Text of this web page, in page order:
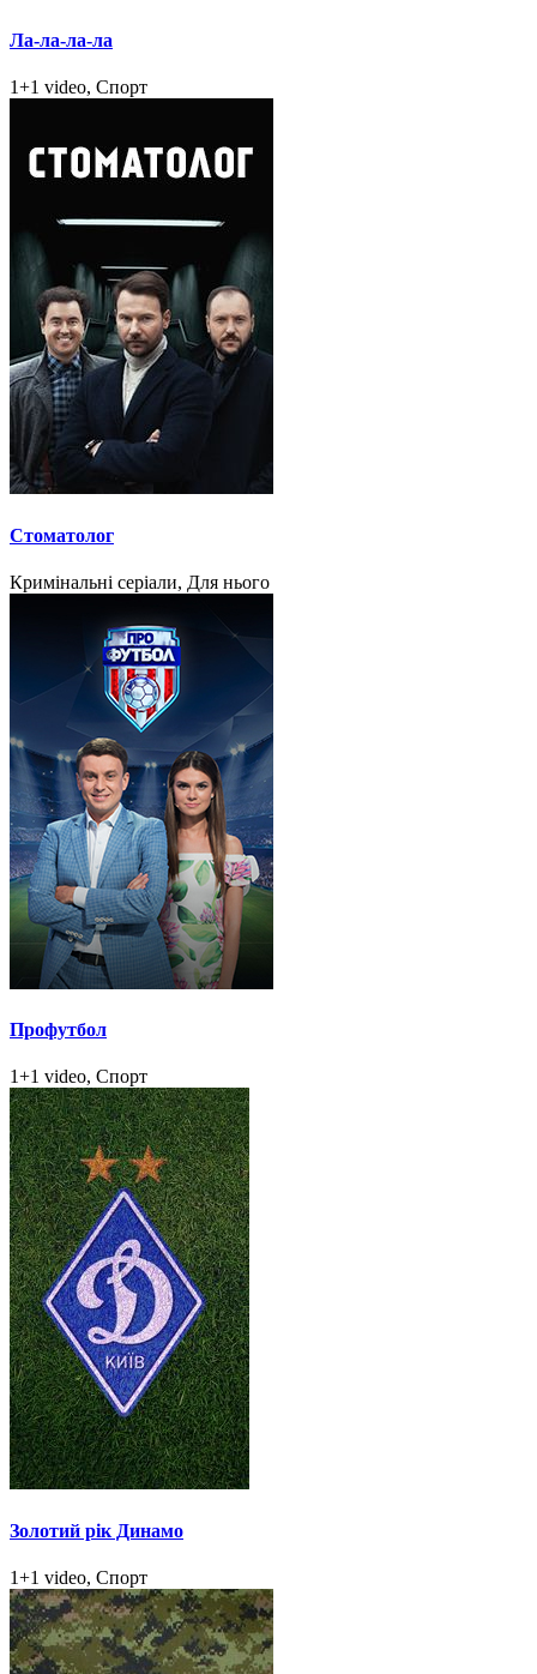
Ла-ла-ла-ла
1+1 video, Спорт
Стоматолог
Кримінальні серіали, Для нього
Профутбол
1+1 video, Спорт
Золотий рік Динамо
1+1 video, Спорт